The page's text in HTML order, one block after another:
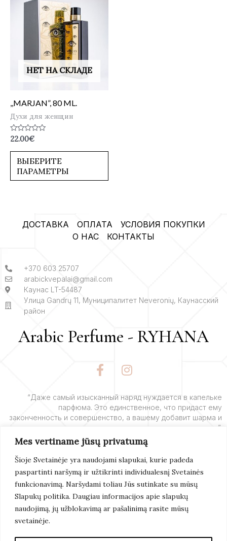
Mes vertiname jūsų privatumą
Šioje Svetainėje yra naudojami slapukai, kurie padeda
paspartinti naršymą ir užtikrinti individualesnį Svetainės
funkcionavimą. Naršydami toliau Jūs sutinkate su mūsų
Slapukų politika. Daugiau informacijos apie slapukų
naudojimą, jų užblokavimą ar pašalinimą rasite mūsų
svetainėje.
НЕТ НА СКЛАДЕ
,,MARJAN”, 80 ML.
Духи для женщин
Оценка
из
22.00€
ВЫБЕРИТЕ
ПАРАМЕТРЫ
ДОСТАВКА ОПЛАТА
УСЛОВИЯ ПОКУПКИ
О НАС
КОНТАКТЫ
+370 603 25707
arabickvepalai@gmail.com
Каунас LT-54487
Улица Gandrų 11, Муниципалитет Neveronių, Каунасский
район
Arabic Perfume - RYHANA
F
a
e
b
o
o
k
-
f
I
n
t
a
g
r
a
m
“Даже самый изысканный наряд нуждается в капельке
парфюма. Это единственное, что придаст ему
законченность и совершенство, а вашему добавит шарма и
очарования”.
Подробнее